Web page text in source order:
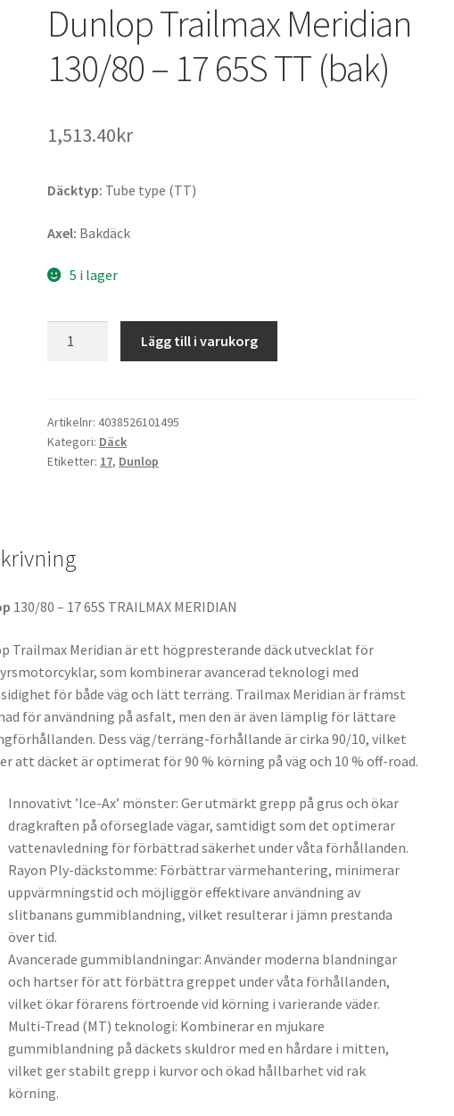
Dunlop Trailmax Meridian
130/80 – 17 65S TT (bak)
1,513.40kr
Däcktyp: Tube type (TT)
Axel: Bakdäck
5 i lager
-
17
65S
Lägg till i varukorg
Artikelnr:4038526101495
Kategori: Däck
Etiketter: 17, Dunlop
130/80 – 17 65S TRAILMAX MERIDIAN
Trailmax Meridian är ett högpresterande däck utvecklat för
som kombinerar avancerad teknologi med
för både väg och lätt terräng. Trailmax Meridian är främst
för användning på asfalt, men den är även lämplig för lättare
Dess väg/terräng-förhållande är cirka 90/10, vilket
att däcket är optimerat för 90 % körning på väg och 10 % off-road.
Innovativt ’Ice-Ax’ mönster: Ger utmärkt grepp på grus och ökar
dragkraften på oförseglade vägar, samtidigt som det optimerar
vattenavledning för förbättrad säkerhet under våta förhållanden.
Rayon Ply-däckstomme: Förbättrar värmehantering, minimerar
uppvärmningstid och möjliggör effektivare användning av
slitbanans gummiblandning, vilket resulterar i jämn prestanda
över tid.
Avancerade gummiblandningar: Använder moderna blandningar
och hartser för att förbättra greppet under våta förhållanden,
vilket ökar förarens förtroende vid körning i varierande väder.
Multi-Tread (MT) teknologi: Kombinerar en mjukare
gummiblandning på däckets skuldror med en hårdare i mitten,
vilket ger stabilt grepp i kurvor och ökad hållbarhet vid rak
körning.